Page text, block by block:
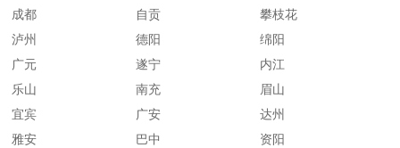
成都 自贡
攀枝花
泸州
德阳
绵阳
广元
遂宁
内江
乐山
南充
眉山
宜宾
广安
达州
雅安
巴中
资阳